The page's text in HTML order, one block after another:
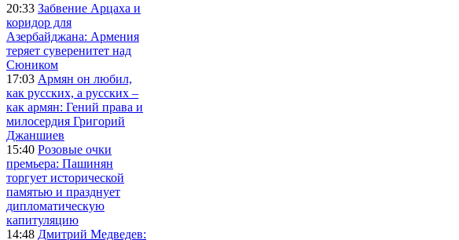
20:33 Забвение Арцаха и
коридор для
Азербайджана: Армения
теряет суверенитет над
Сюником
17:03 Армян он любил,
как русских, а русских –
как армян: Гений права и
милосердия Григорий
Джаншиев
15:40 Розовые очки
премьера: Пашинян
торгует исторической
памятью и празднует
дипломатическую
капитуляцию
14:48 Дмитрий Медведев: